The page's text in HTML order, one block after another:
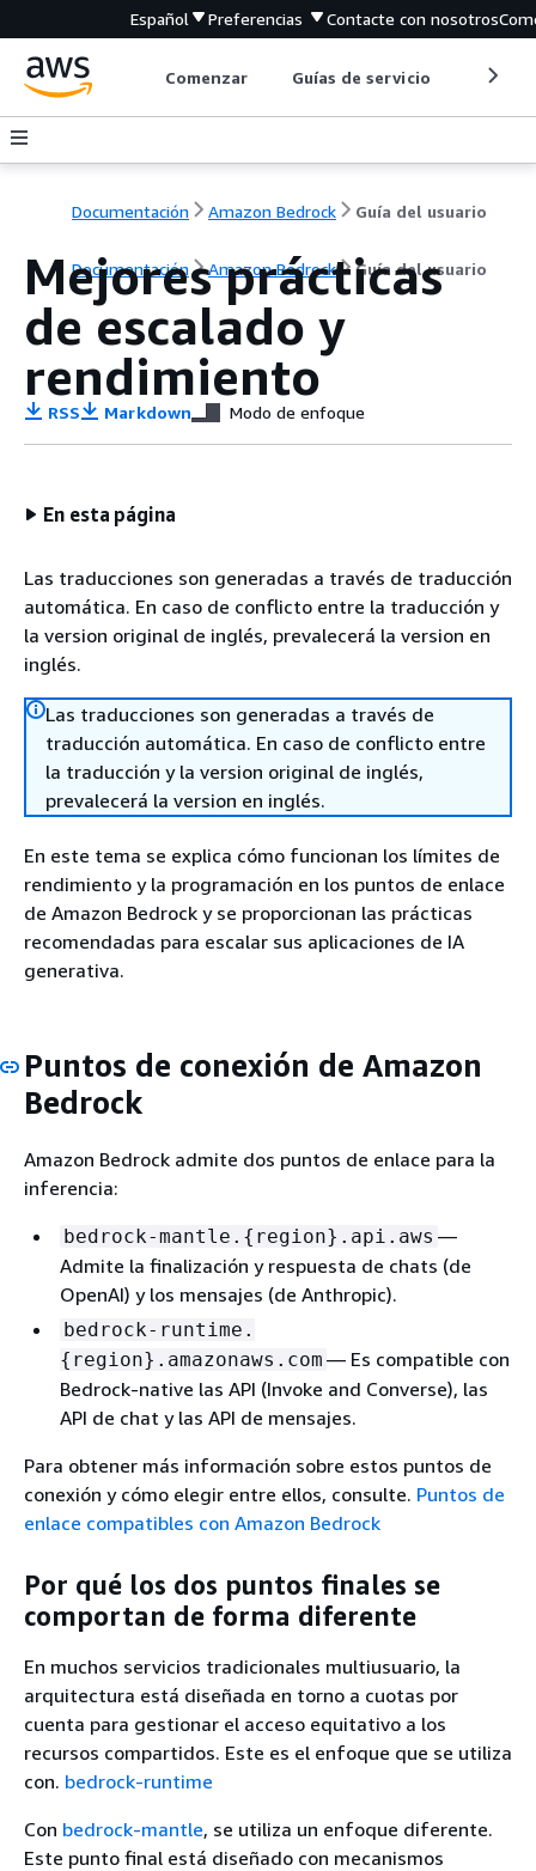
Español Preferencias Contacte con nosotros
Comenzar Guías de servicio
Documentación Amazon Bedrock Guía del usuario
Documentación Amazon Bedrock Guía del usuario
Mejores prácticas
de escalado y
rendimiento
RSS Markdown Modo de enfoque
En esta página
Las traducciones son generadas a través de traducción
automática. En caso de conflicto entre la traducción y
la version original de inglés, prevalecerá la version en
inglés.
Las traducciones son generadas a través de
traducción automática. En caso de conflicto entre
la traducción y la version original de inglés,
prevalecerá la version en inglés.
En este tema se explica cómo funcionan los límites de
rendimiento y la programación en los puntos de enlace
de Amazon Bedrock y se proporcionan las prácticas
recomendadas para escalar sus aplicaciones de IA
generativa.
Puntos de conexión de Amazon
Bedrock
Amazon Bedrock admite dos puntos de enlace para la
inferencia:
bedrock-mantle. { region}.api.aws —
Admite la finalización y respuesta de chats (de
OpenAI) y los mensajes (de Anthropic).
bedrock-runtime.
{ region}.amazonaws.com — Es compatible con
Bedrock-native las API (Invoke and Converse), las
API de chat y las API de mensajes.
Para obtener más información sobre estos puntos de
conexión y cómo elegir entre ellos, consulte. Puntos de
enlace compatibles con Amazon Bedrock
Por qué los dos puntos finales se
comportan de forma diferente
En muchos servicios tradicionales multiusuario, la
arquitectura está diseñada en torno a cuotas por
cuenta para gestionar el acceso equitativo a los
recursos compartidos. Este es el enfoque que se utiliza
con. bedrock-runtime
Con bedrock-mantle, se utiliza un enfoque diferente.
Este punto final está diseñado con mecanismos